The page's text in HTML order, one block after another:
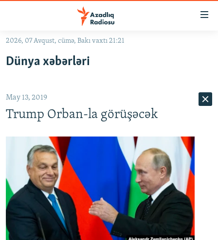
Əsas
qayıt
qayıt
Axtarışa
#İZAHLA
#ƏSLINDƏ
FƏRQƏ BAX
QANUNI DOĞRU
ARAŞDIRMA
MULTIMEDIA
VIDEO
FOTOQALEREYA
İNFOQRAFIKA
RADIO ARXIV
AZƏRBAYCAN ƏDƏBIYYATI KITABXANASI
HAQQIMIZDA
MISSIYAMIZ
BIZI IZLƏ
2026, 07 Avqust, cümə, Bakı vaxtı 21:21
Dünya xəbərləri
May 13, 2019
Trump Orban-la görüşəcək